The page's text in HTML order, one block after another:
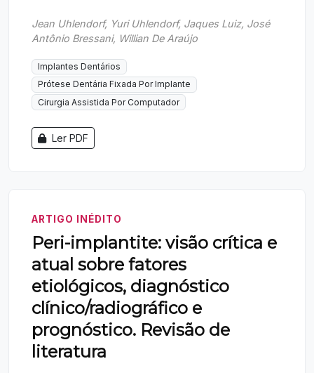
Jean Uhlendorf, Yuri Uhlendorf, Jaques Luiz, José
Antônio Bressani, Willian De Araújo
Implantes Dentários
Prótese Dentária Fixada Por Implante
Cirurgia Assistida Por Computador
Ler PDF
ARTIGO INÉDITO
Peri-implantite: visão crítica e
atual sobre fatores
etiológicos, diagnóstico
clínico/radiográfico e
prognóstico. Revisão de
literatura